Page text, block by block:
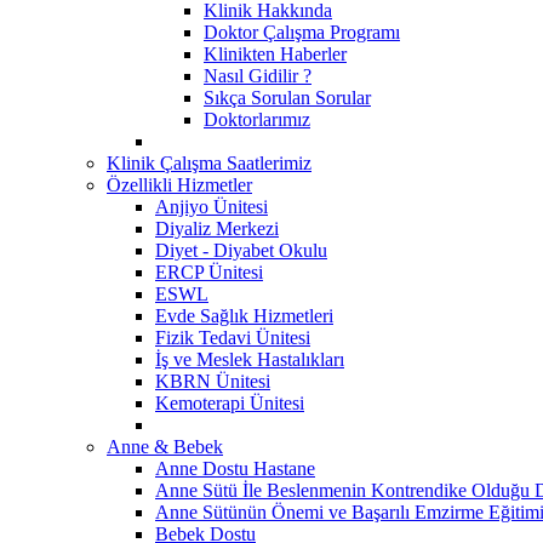
Klinik Hakkında
Doktor Çalışma Programı
Klinikten Haberler
Nasıl Gidilir ?
Sıkça Sorulan Sorular
Doktorlarımız
Klinik Çalışma Saatlerimiz
Özellikli Hizmetler
Anjiyo Ünitesi
Diyaliz Merkezi
Diyet - Diyabet Okulu
ERCP Ünitesi
ESWL
Evde Sağlık Hizmetleri
Fizik Tedavi Ünitesi
İş ve Meslek Hastalıkları
KBRN Ünitesi
Kemoterapi Ünitesi
Anne & Bebek
Anne Dostu Hastane
Anne Sütü İle Beslenmenin Kontrendike Olduğu
Anne Sütünün Önemi ve Başarılı Emzirme Eğitimi
Bebek Dostu